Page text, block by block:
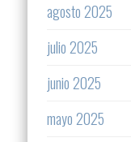
agosto 2025
julio 2025
junio 2025
mayo 2025